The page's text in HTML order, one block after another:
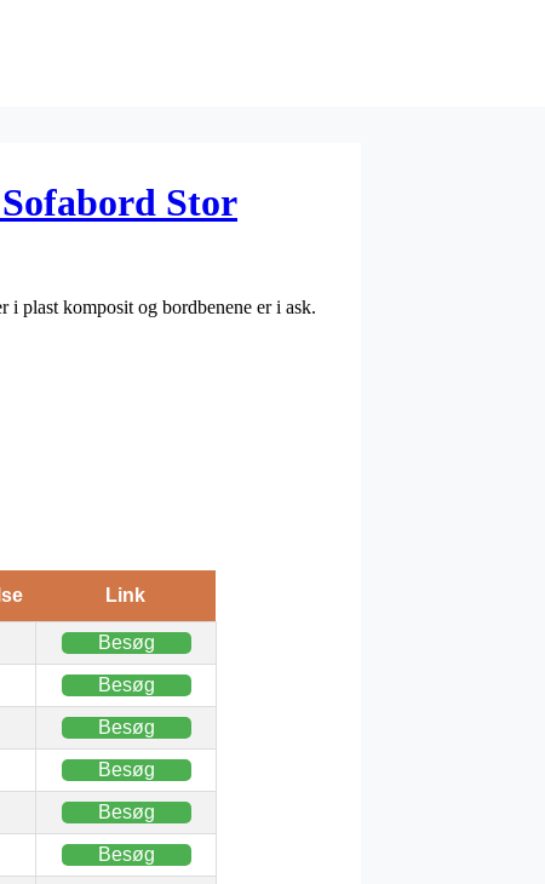
Stor
plast komposit og bordbenene er i ask.
Link
Besøg
Besøg
Besøg
Besøg
Besøg
Besøg